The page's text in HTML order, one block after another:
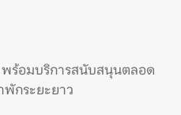
พร้อมบริการสนับสนุนตลอด
พักระยะยาว